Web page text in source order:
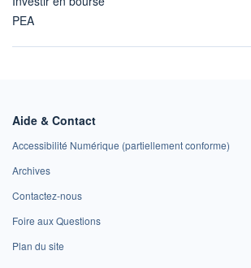
PEA
Aide & Contact
Accessibilité Numérique (partiellement conforme)
Archives
Contactez-nous
Foire aux Questions
Plan du site